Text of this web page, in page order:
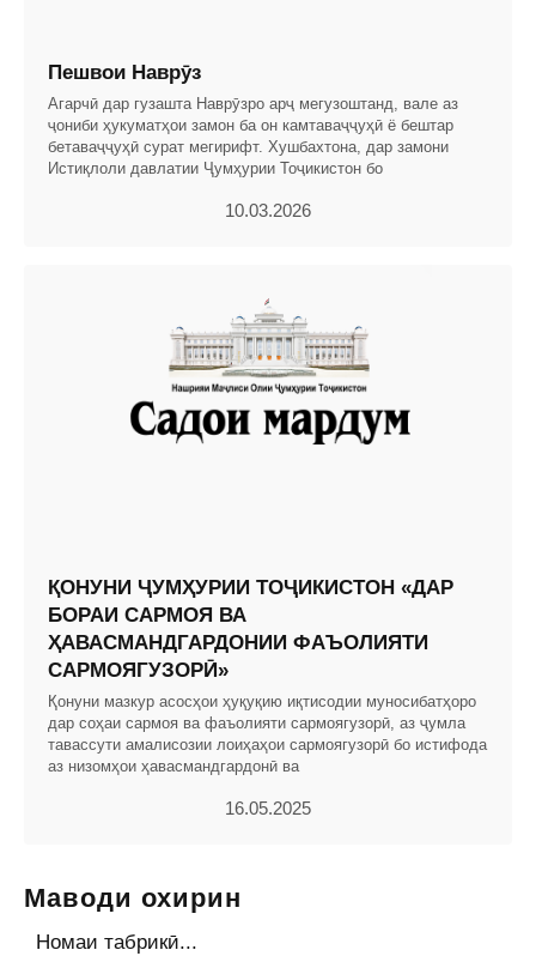
Пешвои Наврӯз
Агарчӣ дар гузашта Наврӯзро арҷ мегузоштанд, вале аз
ҷониби ҳукуматҳои замон ба он камтаваҷҷуҳӣ ё бештар
бетаваҷҷуҳӣ сурат мегирифт. Хушбахтона, дар замони
Истиқлоли давлатии Ҷумҳурии Тоҷикистон бо
10.03.2026
ҚОНУНИ ҶУМҲУРИИ ТОҶИКИСТОН «ДАР
БОРАИ САРМОЯ ВА
ҲАВАСМАНДГАРДОНИИ ФАЪОЛИЯТИ
САРМОЯГУЗОРӢ»
Қонуни мазкур асосҳои ҳуқуқию иқтисодии муносибатҳоро
дар соҳаи сармоя ва фаъолияти сармоягузорӣ, аз ҷумла
тавассути амалисозии лоиҳаҳои сармоягузорӣ бо истифода
аз низомҳои ҳавасмандгардонӣ ва
16.05.2025
Маводи охирин
Номаи табрикӣ...